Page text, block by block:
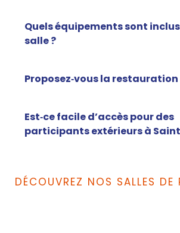
Quels équipements sont
salle ?
Proposez‑vous la restauration
Est‑ce facile d’accès pour des
participants extérieurs à
DÉCOUVREZ NOS SALLES DE